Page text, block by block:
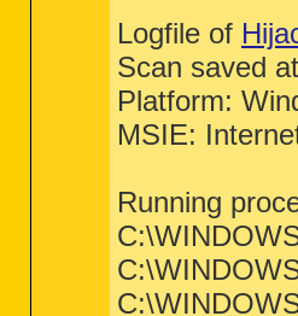
Logfile of
Scan saved
Platform:
MSIE:
Running